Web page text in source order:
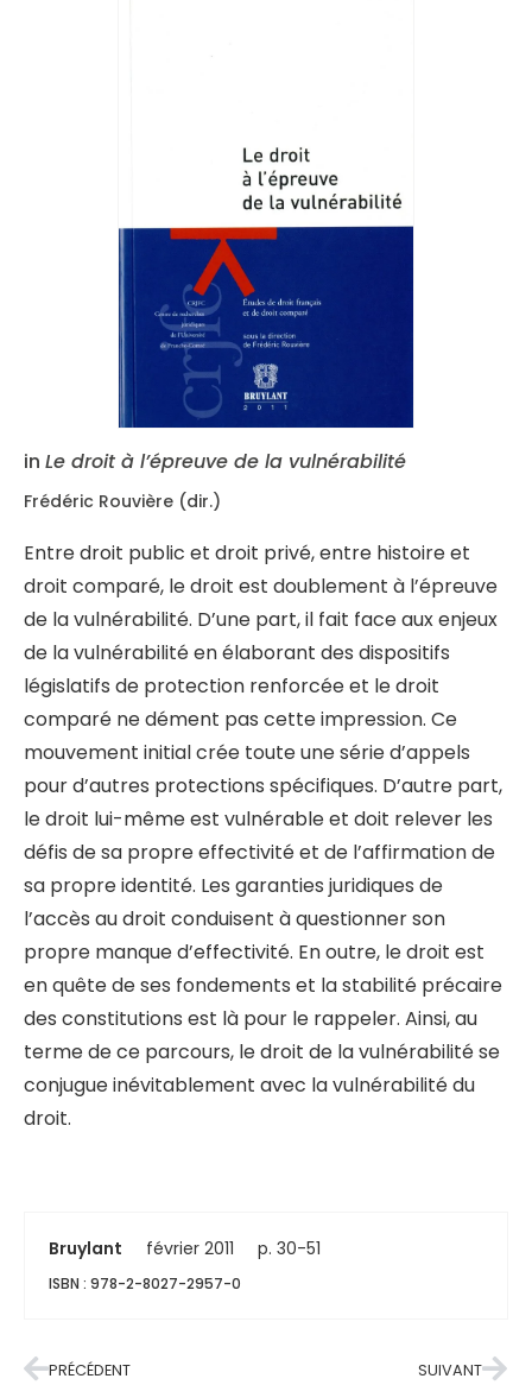
in Le droit à l’épreuve de la vulnérabilité
Frédéric Rouvière (dir.)
Entre droit public et droit privé, entre histoire et
droit comparé, le droit est doublement à l’épreuve
de la vulnérabilité. D’une part, il fait face aux enjeux
de la vulnérabilité en élaborant des dispositifs
législatifs de protection renforcée et le droit
comparé ne dément pas cette impression. Ce
mouvement initial crée toute une série d’appels
pour d’autres protections spécifiques. D’autre part,
le droit lui-même est vulnérable et doit relever les
défis de sa propre effectivité et de l’affirmation de
sa propre identité. Les garanties juridiques de
l’accès au droit conduisent à questionner son
propre manque d’effectivité. En outre, le droit est
en quête de ses fondements et la stabilité précaire
des constitutions est là pour le rappeler. Ainsi, au
terme de ce parcours, le droit de la vulnérabilité se
conjugue inévitablement avec la vulnérabilité du
droit.
Bruylant février 2011 p. 30-51
ISBN : 978-2-8027-2957-0
PRÉCÉDENT SUIVANT